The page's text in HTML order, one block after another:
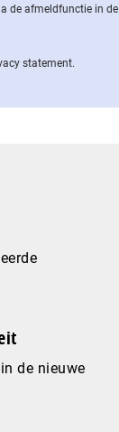
de af­meld­func­tie in de
statement.
de nieuwe